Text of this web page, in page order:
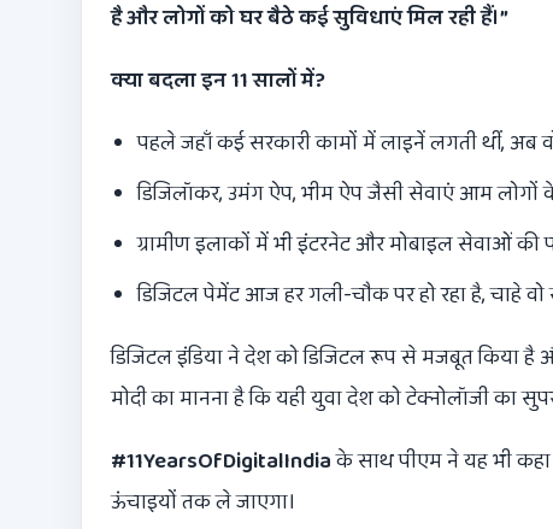
है और लोगों को घर बैठे कई सुविधाएं मिल रही हैं।”
क्या बदला इन11सालों में?
पहले जहाँ कई सरकारी कामों में लाइनें लगती थीं, अब
डिजिलॉकर, उमंग ऐप, भीम ऐप जैसी सेवाएं आम
ग्रामीण इलाकों में भी इंटरनेट और मोबाइल सेवाओं की
डिजिटल पेमेंट आज हर गली-चौक पर हो रहा है, चाहे वो
डिजिटल इंडिया ने देश को डिजिटल रूप से मजबूत किया
मोदी का मानना है कि यही युवा देश को टेक्नोलॉजी का
#11YearsOfDigitalIndiaके साथ पीएम ने यह भी
ऊंचाइयों तक ले जाएगा।